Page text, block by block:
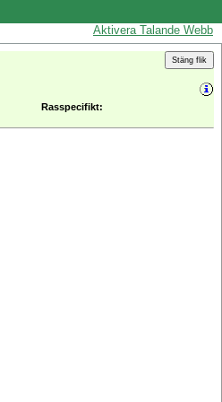
Aktivera Talande Webb
Rasspecifikt: